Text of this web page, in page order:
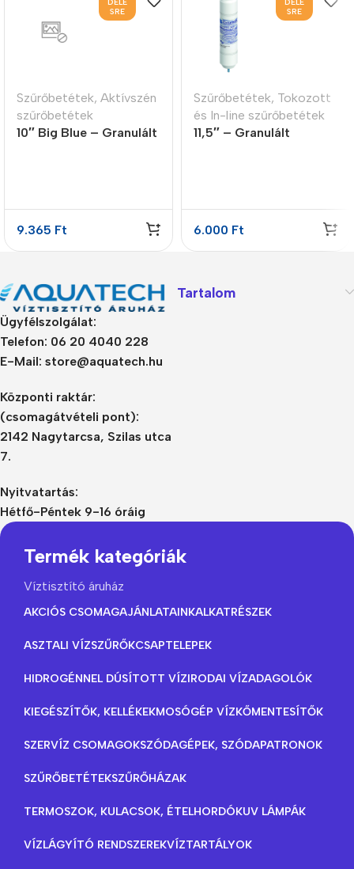
SRE
Szűrőbetétek, Aktívszén
szűrőbetétek
10″ Big Blue – Granulált
9.365 Ft
SRE
Szűrőbetétek, Tokozott
és In-line szűrőbetétek
11,5″ – Granulált
6.000 Ft
Ügyfélszolgálat:
Telefon: 06 20 4040 228
E-Mail: store@aquatech.hu
Központi raktár:
(csomagátvételi pont):
2142 Nagytarcsa, Szilas utca
7.
Nyitvatartás:
Hétfő-Péntek 9-16 óráig
Tartalom
Termék kategóriák
Víztisztító áruház
AKCIÓS CSOMAGAJÁNLATAINKALKATRÉSZEK
ASZTALI VÍZSZŰRŐKCSAPTELEPEK
HIDROGÉNNEL DÚSÍTOTT VÍZIRODAI VÍZADAGOLÓK
KIEGÉSZÍTŐK, KELLÉKEKMOSÓGÉP VÍZKŐMENTESÍTŐK
SZERVÍZ CSOMAGOKSZÓDAGÉPEK, SZÓDAPATRONOK
SZŰRŐBETÉTEKSZŰRŐHÁZAK
TERMOSZOK, KULACSOK, ÉTELHORDÓKUV LÁMPÁK
VÍZLÁGYÍTÓ RENDSZEREKVÍZTARTÁLYOK